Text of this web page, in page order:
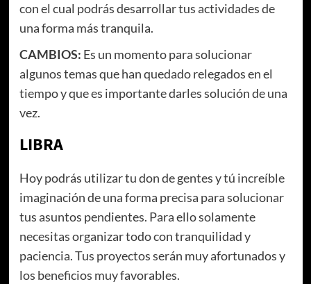
con el cual podrás desarrollar tus actividades de
una forma más tranquila.
CAMBIOS: Es un momento para solucionar
algunos temas que han quedado relegados en el
tiempo y que es importante darles solución de una
vez.
LIBRA
Hoy podrás utilizar tu don de gentes y tú increíble
imaginación de una forma precisa para solucionar
tus asuntos pendientes. Para ello solamente
necesitas organizar todo con tranquilidad y
paciencia. Tus proyectos serán muy afortunados y
los beneficios muy favorables.